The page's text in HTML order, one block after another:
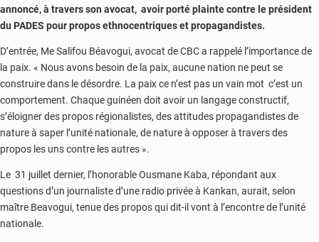
annoncé, à travers son avocat, avoir porté plainte contre le président
du PADES pour propos ethnocentriques et propagandistes.
D’entrée, Me Salifou Béavogui, avocat de CBC a rappelé l’importance de
la paix. « Nous avons besoin de la paix, aucune nation ne peut se
construire dans le désordre. La paix ce n’est pas un vain mot c’est un
comportement. Chaque guinéen doit avoir un langage constructif,
s’éloigner des propos régionalistes, des attitudes propagandistes de
nature à saper l’unité nationale, de nature à opposer à travers des
propos les uns contre les autres ».
Le 31 juillet dernier, l’honorable Ousmane Kaba, répondant aux
questions d’un journaliste d’une radio privée à Kankan, aurait, selon
maître Beavogui, tenue des propos qui dit-il vont à l’encontre de l’unité
nationale.